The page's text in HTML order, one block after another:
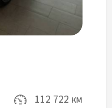
112 722 км